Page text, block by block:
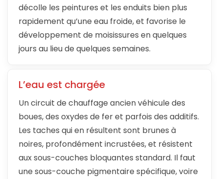
décolle les peintures et les enduits bien plus
rapidement qu’une eau froide, et favorise le
développement de moisissures en quelques
jours au lieu de quelques semaines.
L’eau est chargée
Un circuit de chauffage ancien véhicule des
boues, des oxydes de fer et parfois des additifs.
Les taches qui en résultent sont brunes à
noires, profondément incrustées, et résistent
aux sous-couches bloquantes standard. Il faut
une sous-couche pigmentaire spécifique, voire